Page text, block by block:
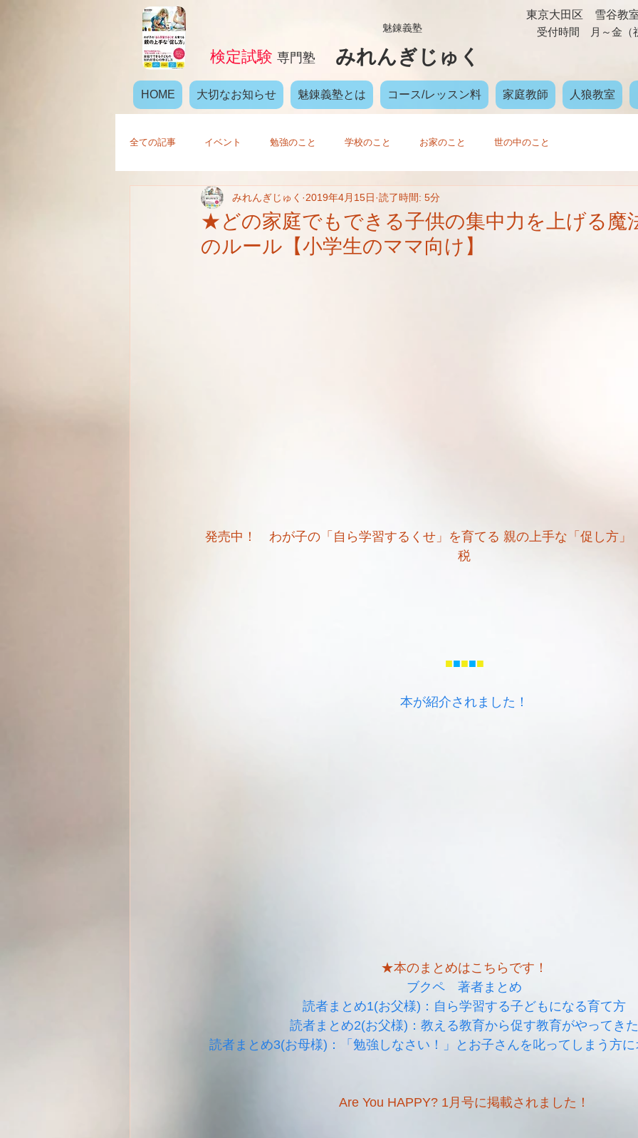
​魅錬義塾
検定試験 専門塾 みれんぎじゅく
受付時間 月～金（
東京大田区 雪谷教
HOME 大切なお知らせ 魅錬義塾とは コース/レッスン料 家庭教師 人狼教室
全ての記事 イベント 勉強のこと 学校のこと お家のこと 世の中のこと
★どの家庭でもできる子供の集中力を上げる魔
のルール【小学生のママ向け】
みれんぎじゅく 2019年4月15日 読了時間: 5分
発売中！　わが子の「自ら学習するくせ」を育てる 親の上手な「促し方」
税
■■■■■
本が紹介されました！
★本のまとめはこちらです！
ブクペ　著者まとめ
読者まとめ1(お父様)：自ら学習する子どもになる育て方
読者まとめ2(お父様)：教える教育から促す教育がやってきた
読者まとめ3(お母様)：「勉強しなさい！」とお子さんを叱ってしまう方
Are You HAPPY? 1月号に掲載されました！